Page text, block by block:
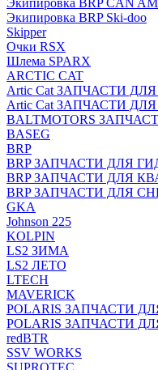
Экипировка BRP CAN AM
Экипировка BRP Ski-doo
Skipper
Очки RSX
Шлема SPARX
ARCTIC CAT
Artic Cat ЗАПЧАСТИ
Artic Cat ЗАПЧАСТИ
BALTMOTORS
BASEG
BRP
BRP ЗАПЧАСТИ ДЛЯ
BRP ЗАПЧАСТИ ДЛЯ
BRP ЗАПЧАСТИ ДЛЯ
GKA
Johnson 225
KOLPIN
LS2 ЗИМА
LS2 ЛЕТО
LTECH
MAVERICK
POLARIS ЗАПЧАСТИ
POLARIS ЗАПЧАСТИ
redBTR
SSV WORKS
SUPROTEC